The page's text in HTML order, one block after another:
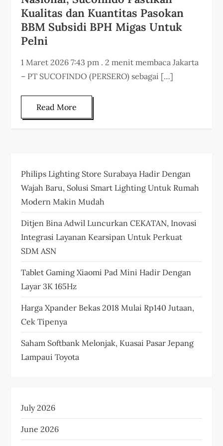
Kualitas dan Kuantitas Pasokan
BBM Subsidi BPH Migas Untuk
Pelni
1 Maret 2026 7:43 pm . 2 menit membaca Jakarta
– PT SUCOFINDO (PERSERO) sebagai […]
Read More
Philips Lighting Store Surabaya Hadir Dengan
Wajah Baru, Solusi Smart Lighting Untuk Rumah
Modern Makin Mudah
Ditjen Bina Adwil Luncurkan CEKATAN, Inovasi
Integrasi Layanan Kearsipan Untuk Perkuat
SDM ASN
Tablet Gaming Xiaomi Pad Mini Hadir Dengan
Layar 3K 165Hz
Harga Xpander Bekas 2018 Mulai Rp140 Jutaan,
Cek Tipenya
Saham Softbank Melonjak, Kuasai Pasar Jepang
Lampaui Toyota
July 2026
June 2026